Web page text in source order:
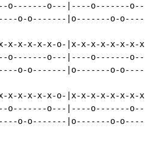
o-------o---|----o-------
o-o-------|o-------o-
x-x-x-x-x-o-|x-x-x-x-x-x-x-
o-------o---|----o-------
o-o-------|o-------o-
x-x-x-x-x-o-|x-x-x-x-x-x-x-
o-------o---|----o-------
o-o-------|o-------o-